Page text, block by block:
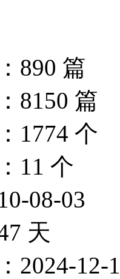
890 篇
8150 篇
1774 个
11 个
08-03
天
2024-12-